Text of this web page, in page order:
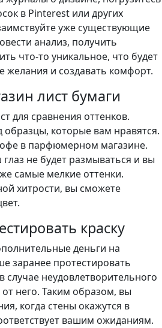
в Pinterest или других
уже существующие
анализ, получить
что-то уникальное, что будет
и создавать комфорт.
лист бумаги
для сравнения оттенков.
образцы, которые вам нравятся.
в парфюмерном магазине.
не будет размываться и вы
самые мелкие оттенки.
хитрости, вы сможете
краску
деньги на
заранее протестировать
неудовлетворительного
от него. Таким образом, вы
когда стены окажутся в
вашим ожиданиям.